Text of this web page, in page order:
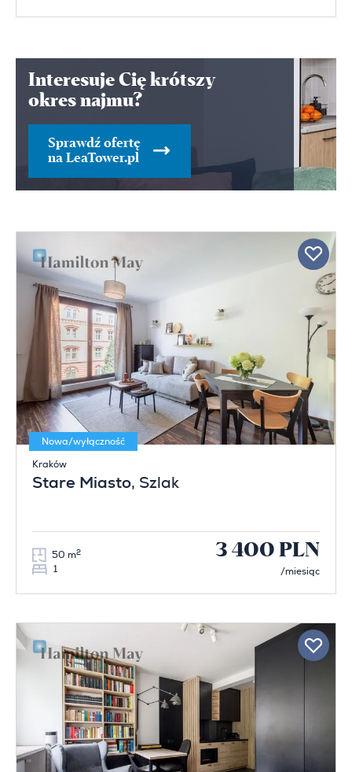
Interesuje Cię krótszy
okres najmu?
Sprawdź ofertę
na LeaTower.pl
Nowa/wyłączność
Kraków
Stare Miasto, Szlak
50 m2
1
3 400 PLN
/miesiąc